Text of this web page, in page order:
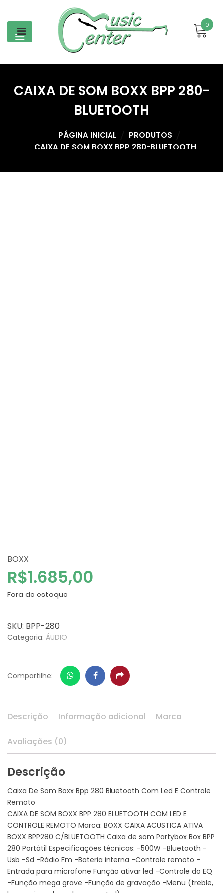
content
0
CAIXA DE SOM BOXX BPP 280-
BLUETOOTH
PÁGINA INICIAL
PRODUTOS
CAIXA DE SOM BOXX BPP 280-BLUETOOTH
BOXX
R$1.685,00
Fora de estoque
SKU: BPP-280
Categoria: ÁUDIO
Compartilhe: WhatsappFacebookShare
Descrição Informação adicional Marca
Avaliações (0)
Descrição
Caixa De Som Boxx Bpp 280 Bluetooth Com Led E Controle
Remoto
CAIXA DE SOM BOXX BPP 280 BLUETOOTH COM LED E
CONTROLE REMOTO Marca: BOXX CAIXA ACUSTICA ATIVA
BOXX BPP280 C/BLUETOOTH Caixa de som Partybox Box BPP
280 Portátil Especificações técnicas: -500W -Bluetooth -
Usb -Sd -Rádio Fm -Bateria interna -Controle remoto –
Entrada para microfone Função ativar led -Controle do EQ
-Função mega grave -Função de gravação -Menu (treble,